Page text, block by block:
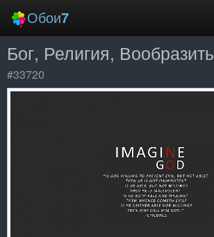
Обои7
Новые
Лучшие
Бог, Религия, Вообразить
#33720